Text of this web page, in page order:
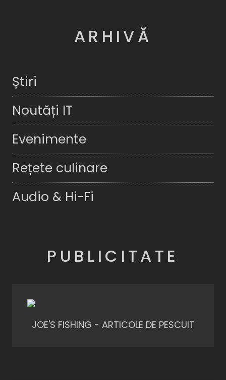
ARHIVĂ
Știri
Noutăți IT
Evenimente
Rețete culinare
Audio & Hi-Fi
PUBLICITATE
JOE'S FISHING - ARTICOLE DE PESCUIT